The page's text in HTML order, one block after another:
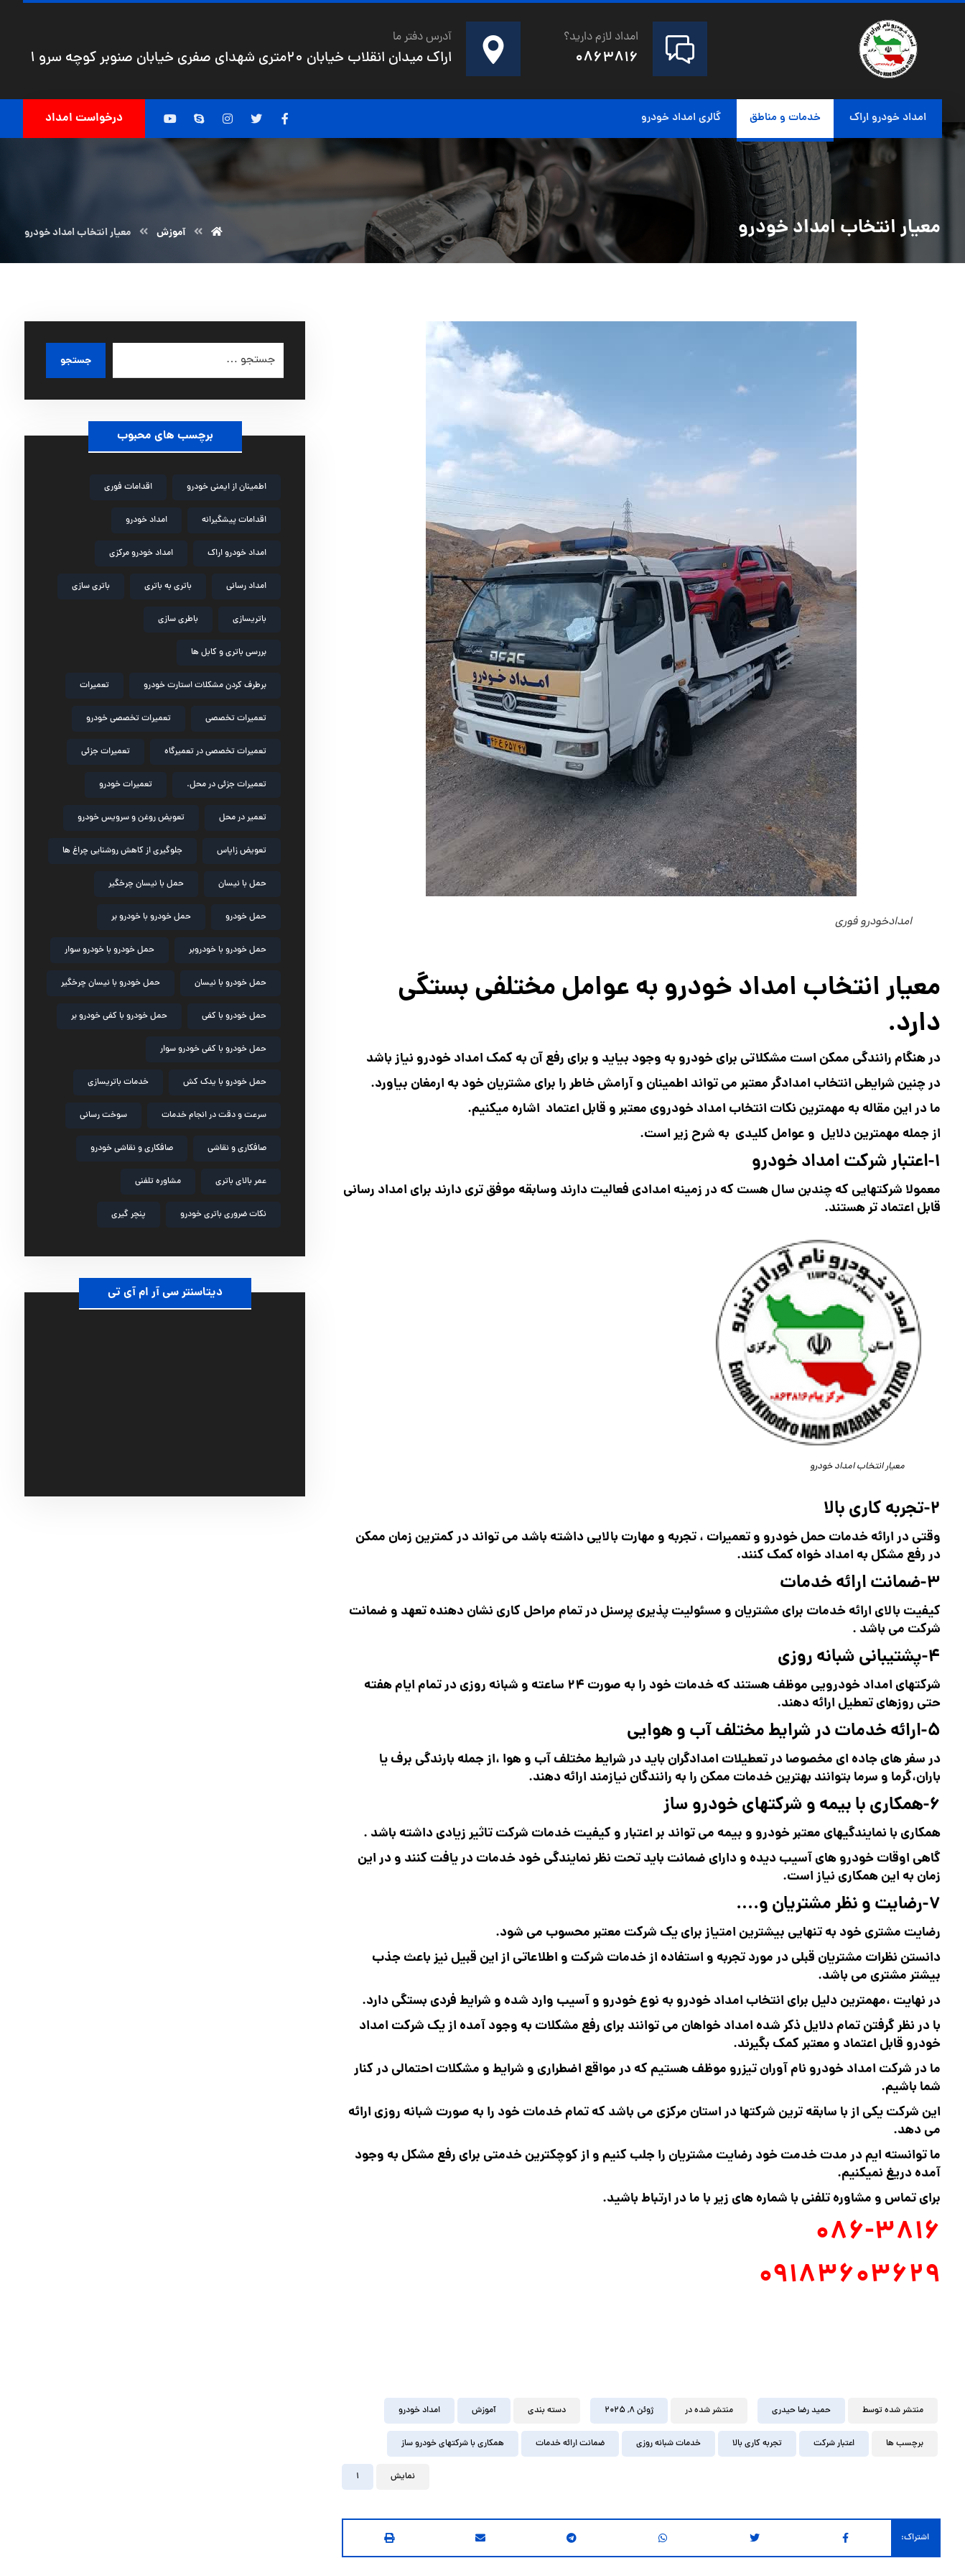
آدرس دفتر ما
اراک میدان انقلاب خیابان 20متری شهدای صفری خیابان صنوبر کوچه سرو 1
امداد لازم دارید؟
0863816
امداد خودرو اراک خدمات و مناطق گالری امداد خودرو درخواست امداد
معیار انتخاب امداد خودرو آموزش معیار انتخاب امداد خودرو
امدادخودرو فوری
معیار انتخاب امداد خودرو به عوامل مختلفی بستگی
دارد.
در هنگام رانندگی ممکن است مشکلاتی برای خودرو به وجود بیاید و برای رفع آن به کمک امداد خودرو نیاز باشد
در چنین شرایطی انتخاب امدادگر معتبر می تواند اطمینان و آرامش خاطر را برای مشتریان خود به ارمغان بیاورد.
ما در این مقاله به مهمترین نکات انتخاب امداد خودروی معتبر و قابل اعتماد اشاره میکنیم.
از جمله مهمترین دلایل و عوامل کلیدی به شرح زیر است.
1-اعتبار شرکت امداد خودرو
معمولا شرکتهایی که چندبن سال هست که در زمینه امدادی فعالیت دارند وسابقه موفق تری دارند برای امداد رسانی
قابل اعتماد تر هستند.
معیار انتخاب امداد خودرو
2-تجربه کاری بالا
وقتی در ارائه خدمات حمل خودرو و تعمیرات ، تجربه و مهارت بالایی داشته باشد می تواند در کمترین زمان ممکن
در رفع مشکل به امداد خواه کمک کنند.
3-ضمانت ارائه خدمات
کیفیت بالای ارائه خدمات برای مشتریان و مسئولیت پذیری پرسنل در تمام مراحل کاری نشان دهنده تعهد و ضمانت
شرکت می باشد .
4-پشتیبانی شبانه روزی
شرکتهای امداد خودرویی موظف هستند که خدمات خود را به صورت 24 ساعته و شبانه روزی در تمام ایام هفته
حتی روزهای تعطیل ارائه دهند.
5-ارائه خدمات در شرایط مختلف آب و هوایی
در سفر های جاده ای مخصوصا در تعطیلات امدادگران باید در شرایط مختلف آب و هوا ،از جمله بارندگی برف یا
باران،گرما و سرما بتوانند بهترین خدمات ممکن را به رانندگان نیازمند ارائه دهند.
6-همکاری با بیمه و شرکتهای خودرو ساز
همکاری با نمایندگیهای معتبر خودرو و بیمه می تواند بر اعتبار و کیفیت خدمات شرکت تاثیر زیادی داشته باشد .
گاهی اوقات خودرو های آسیب دیده و دارای ضمانت باید تحت نظر نمایندگی خود خدمات در یافت کنند و در این
زمان به این همکاری نیاز است.
7-رضایت و نظر مشتریان و….
رضایت مشتری خود به تنهایی بیشترین امتیاز برای یک شرکت معتبر محسوب می شود.
دانستن نظرات مشتریان قبلی در مورد تجربه و استفاده از خدمات شرکت و اطلاعاتی از این قبیل نیز باعث جذب
بیشتر مشتری می باشد.
در نهایت ،مهمترین دلیل برای انتخاب امداد خودرو به نوع خودرو و آسیب وارد شده و شرایط فردی بستگی دارد.
با در نظر گرفتن تمام دلایل ذکر شده امداد خواهان می توانند برای رفع مشکلات به وجود آمده از یک شرکت امداد
خودرو قابل اعتماد و معتبر کمک بگیرند.
ما در شرکت امداد خودرو نام آوران تیزرو موظف هستیم که در مواقع اضطراری و شرایط و مشکلات احتمالی در کنار
شما باشیم.
این شرکت یکی از با سابقه ترین شرکتها در استان مرکزی می باشد که تمام خدمات خود را به صورت شبانه روزی ارائه
می دهد.
ما توانسته ایم در مدت خدمت خود رضایت مشتریان را جلب کنیم و از کوچکترین خدمتی برای رفع مشکل به وجود
آمده دریغ نمیکنیم.
برای تماس و مشاوره تلفنی با شماره های زیر با ما در ارتباط باشید.
086-3816
09183603629
منتشر شده توسط حمید رضا حیدری منتشر شده در ژوئن ۸, ۲۰۲۵ دسته بندی آموزش امداد خودرو
برچسب ها اعتبار شرکت تجربه کاری بالا خدمات شبانه روزی ضمانت ارائه خدمات همکاری با شرکتهای خودرو ساز
نمایش 1
جستجو
برچسب های محبوب
اطمینان از ایمنی خودرو اقدامات فوری
اقدامات پیشگیرانه امداد خودرو
امداد خودرو اراک امداد خودرو مرکزی
امداد رسانی باتری به باتری باتری سازی
باتریسازی باطری سازی
بررسی باتری و کابل ها
برطرف کردن مشکلات استارت خودرو تعمیرات
تعمیرات تخصصی تعمیرات تخصصی خودرو
تعمیرات تخصصی در تعمیرگاه تعمیرات جزئی
تعمیرات جزئی در محل. تعمیرات خودرو
تعمیر در محل تعویض روغن و سرویس خودرو
تعویض زاپاس جلوگیری از کاهش روشنایی چراغ ها
حمل با نیسان حمل با نیسان چرخگیر
حمل خودرو حمل خودرو با خودرو بر
حمل خودرو با خودروبر حمل خودرو با خودرو سوار
حمل خودرو با نیسان حمل خودرو با نیسان چرخگیر
حمل خودرو با کفی حمل خودرو با کفی خودرو بر
حمل خودرو با کفی خودرو سوار
حمل خودرو با یدک کش خدمات باتریسازی
سرعت و دقت در انجام خدمات سوخت رسانی
صافکاری و نقاشی صافکاری و نقاشی خودرو
عمر بالای باتری مشاوره تلفنی
نکات ضروری باتری خودرو پنچر گیری
دیتاسنتر سی آر ام آی تی